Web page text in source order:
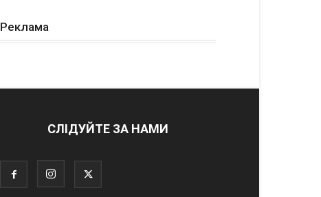
Реклама
СЛІДУЙТЕ ЗА НАМИ